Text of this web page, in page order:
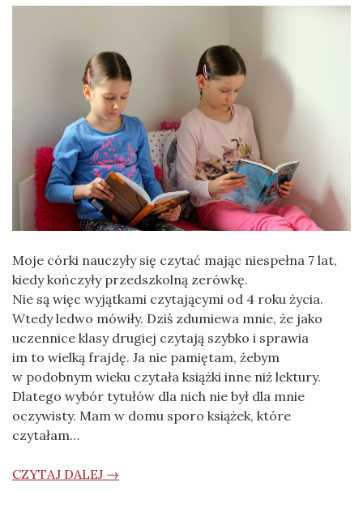
Moje córki nauczyły się czytać mając niespełna 7 lat,
kiedy kończyły przedszkolną zerówkę.
Nie są więc wyjątkami czytającymi od 4 roku życia.
Wtedy ledwo mówiły. Dziś zdumiewa mnie, że jako
uczennice klasy drugiej czytają szybko i sprawia
im to wielką frajdę. Ja nie pamiętam, żebym
w podobnym wieku czytała książki inne niż lektury.
Dlatego wybór tytułów dla nich nie był dla mnie
oczywisty. Mam w domu sporo książek, które
czytałam…
CZYTAJ DALEJ →